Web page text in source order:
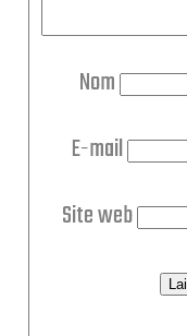
Nom
E-mail
Site web